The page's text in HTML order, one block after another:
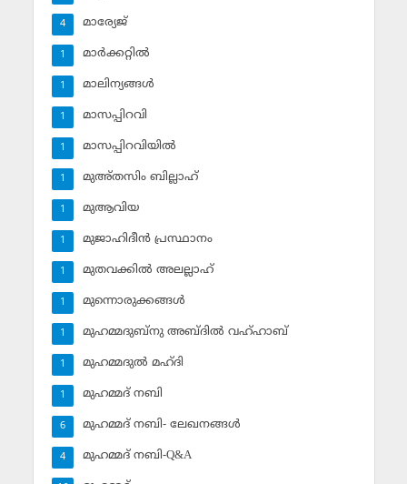
മാര്യേജ്
4
മാര്‍ക്കറ്റില്‍
1
മാലിന്യങ്ങള്‍
1
മാസപ്പിറവി
1
മാസപ്പിറവിയില്‍
1
മുഅ്തസിം ബില്ലാഹ്
1
മുആവിയ
1
മുജാഹിദീന്‍ പ്രസ്ഥാനം
1
മുതവക്കില്‍ അലല്ലാഹ്
1
മുന്നൊരുക്കങ്ങള്‍
1
മുഹമ്മദുബ്‌നു അബ്ദില്‍ വഹ്ഹാബ്
1
മുഹമ്മദുല്‍ മഹ്ദി
1
മുഹമ്മദ് നബി
1
മുഹമ്മദ് നബി- ലേഖനങ്ങള്‍
6
മുഹമ്മദ് നബി-Q&A
4